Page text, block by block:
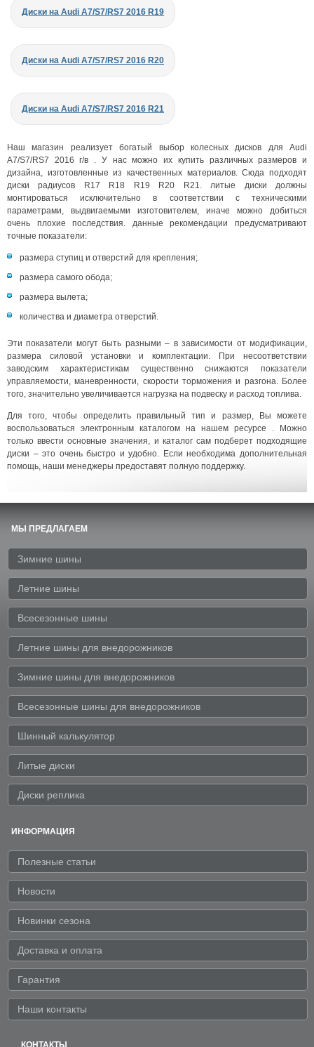
Диски на Audi A7/S7/RS7 2016 R19
Диски на Audi A7/S7/RS7 2016 R20
Диски на Audi A7/S7/RS7 2016 R21
Наш магазин реализует богатый выбор колесных дисков для Audi
A7/S7/RS7 2016 г/в . У нас можно их купить различных размеров и
дизайна, изготовленные из качественных материалов. Сюда подходят
диски радиусов R17 R18 R19 R20 R21. литые диски должны
монтироваться исключительно в соответствии с техническими
параметрами, выдвигаемыми изготовителем, иначе можно добиться
очень плохие последствия. данные рекомендации предусматривают
точные показатели:
размера ступиц и отверстий для крепления;
размера самого обода;
размера вылета;
количества и диаметра отверстий.
Эти показатели могут быть разными – в зависимости от модификации,
размера силовой установки и комплектации. При несоответствии
заводским характеристикам существенно снижаются показатели
управляемости, маневренности, скорости торможения и разгона. Более
того, значительно увеличивается нагрузка на подвеску и расход топлива.
Для того, чтобы определить правильный тип и размер, Вы можете
воспользоваться электронным каталогом на нашем ресурсе . Можно
только ввести основные значения, и каталог сам подберет подходящие
диски – это очень быстро и удобно. Если необходима дополнительная
помощь, наши менеджеры предоставят полную поддержку.
МЫ ПРЕДЛАГАЕМ
Зимние шины
Летние шины
Всесезонные шины
Летние шины для внедорожников
Зимние шины для внедорожников
Всесезонные шины для внедорожников
Шинный калькулятор
Литые диски
Диски реплика
ИНФОРМАЦИЯ
Полезные статьи
Новости
Новинки сезона
Доставка и оплата
Гарантия
Наши контакты
КОНТАКТЫ